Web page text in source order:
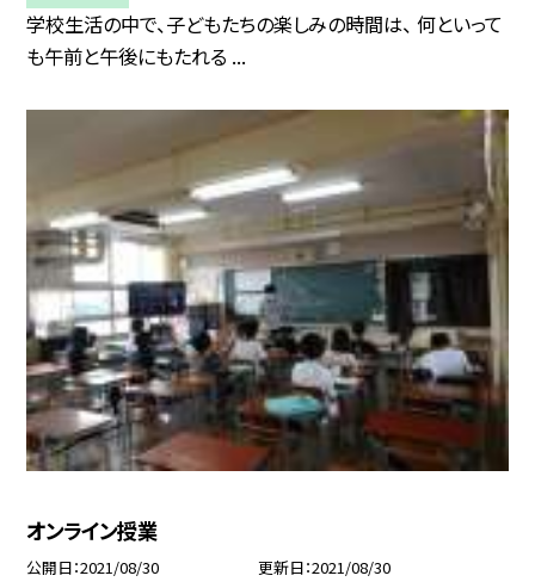
学校生活の中で、子どもたちの楽しみの時間は、 何といって
も午前と午後にもたれる ...
オンライン授業
公開日 2021/08/30 更新日 2021/08/30